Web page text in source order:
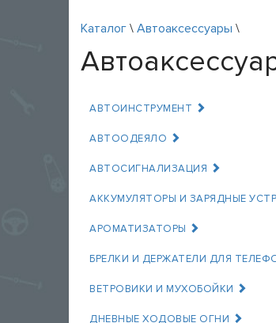
Каталог \ Автоаксессуары \
АВТОИНСТРУМЕНТ
АВТООДЕЯЛО
АВТОСИГНАЛИЗАЦИЯ
АККУМУЛЯТОРЫ И ЗАРЯДНЫЕ
АРОМАТИЗАТОРЫ
БРЕЛКИ И ДЕРЖАТЕЛИ ДЛЯ
ВЕТРОВИКИ И МУХОБОЙКИ
ДНЕВНЫЕ ХОДОВЫЕ ОГНИ